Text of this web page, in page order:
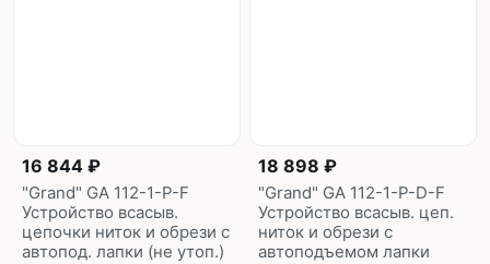
16 844 ₽
"Grand" GA 112-1-P-F
Устройство всасыв.
цепочки ниток и обрези с
автопод. лапки (не утоп.)
18 898 ₽
"Grand" GA 112-1-P-D-F
Устройство всасыв. цеп.
ниток и обрези с
автоподъемом лапки